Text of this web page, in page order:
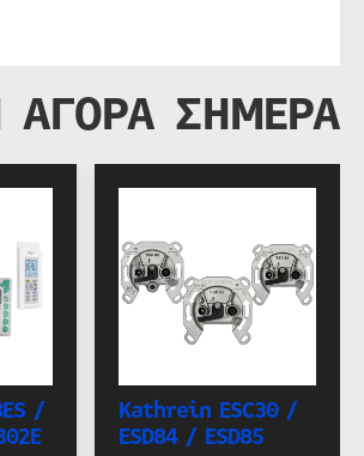
ΑΓΟΡΑ ΣΗΜΕΡΑ
/ Kathrein ESC30 /
ESD84 / ESD85